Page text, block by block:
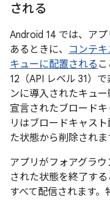
される
Android 14 では、アプ
あるときに、 コンテ
キューに配置される
12（API レベル 31）
ンに導入されたキュ
宣言されたブロード
リはブロードキャス
た状態から削除されま
アプリがフォアグラ
された状態を終了す
すべて配信されます